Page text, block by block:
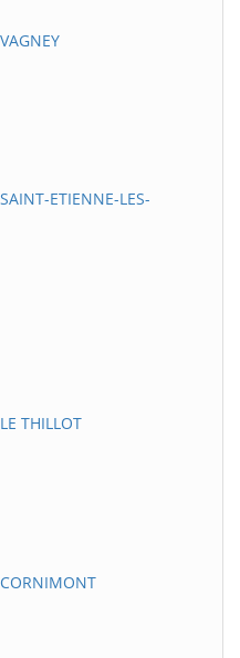
ETIENNE-LES-
THILLOT